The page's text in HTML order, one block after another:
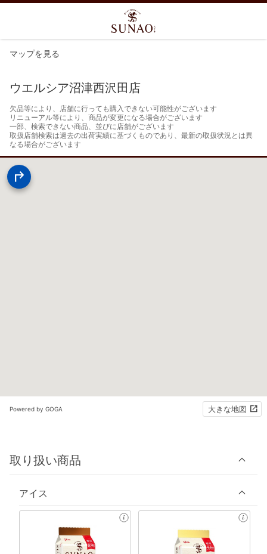
マップを見る
ウエルシア沼津西沢田店
欠品等により、店舗に行っても購入できない可能性がございます
リニューアル等により、商品が変更になる場合がございます
一部、検索できない商品、並びに店舗がございます
取扱店舗検索は過去の出荷実績に基づくものであり、最新の取扱状況とは異
なる場合がございます
Powered by GOGA 大きな地図
取り扱い商品
アイス